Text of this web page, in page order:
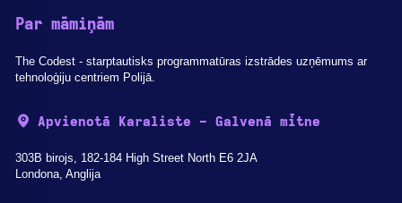
Par māmiņām
The Codest - starptautisks programmatūras izstrādes uzņēmums ar
tehnoloģiju centriem Polijā.
Apvienotā Karaliste - Galvenā mītne
303B birojs, 182-184 High Street North E6 2JA
Londona, Anglija